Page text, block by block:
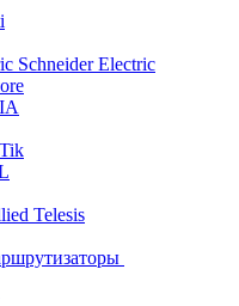
Schneider Electric
Telesis